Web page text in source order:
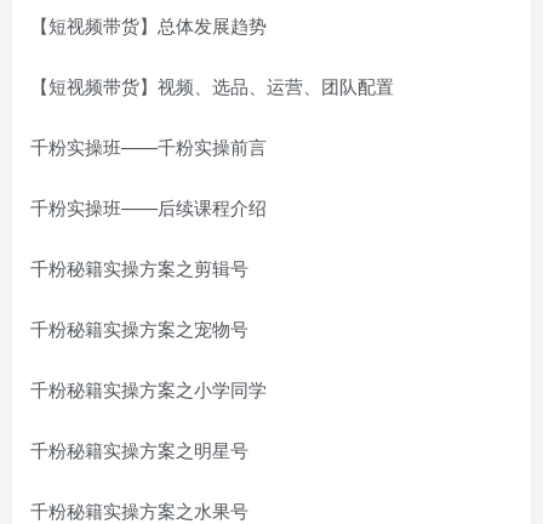
【短视频带货】总体发展趋势
【短视频带货】视频、选品、运营、团队配置
千粉实操班——千粉实操前言
千粉实操班——后续课程介绍
千粉秘籍实操方案之剪辑号
千粉秘籍实操方案之宠物号
千粉秘籍实操方案之小学同学
千粉秘籍实操方案之明星号
千粉秘籍实操方案之水果号